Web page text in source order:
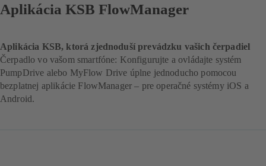
Aplikácia KSB FlowManager
Aplikácia KSB, ktorá zjednoduší prevádzku vašich čerpadiel
Čerpadlo vo vašom smartfóne: Konfigurujte a ovládajte systém
PumpDrive alebo MyFlow Drive úplne jednoducho pomocou
bezplatnej aplikácie FlowManager – pre operačné systémy iOS a
Android.